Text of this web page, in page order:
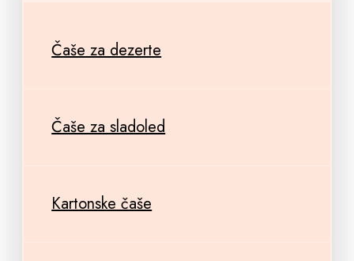
Čaše za dezerte
Čaše za sladoled
Kartonske čaše